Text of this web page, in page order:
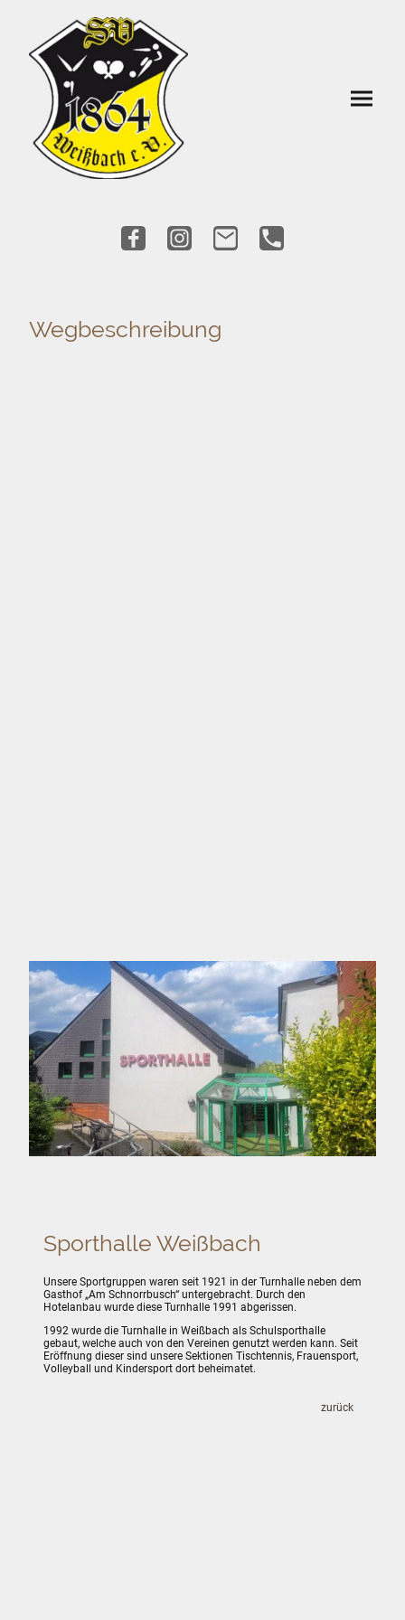
Wegbeschreibung
Sporthalle Weißbach
Unsere Sportgruppen waren seit 1921 in der Turnhalle neben dem
Gasthof „Am Schnorrbusch“ untergebracht. Durch den
Hotelanbau wurde diese Turnhalle 1991 abgerissen.
1992 wurde die Turnhalle in Weißbach als Schulsporthalle
gebaut, welche auch von den Vereinen genutzt werden kann. Seit
Eröffnung dieser sind unsere Sektionen Tischtennis, Frauensport,
Volleyball und Kindersport dort beheimatet.
zurück